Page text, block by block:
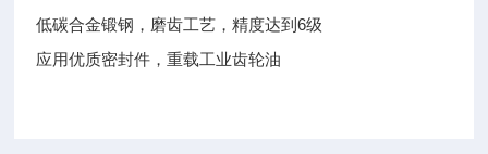
低碳合金锻钢，磨齿工艺，精度达到6级
应用优质密封件，重载工业齿轮油